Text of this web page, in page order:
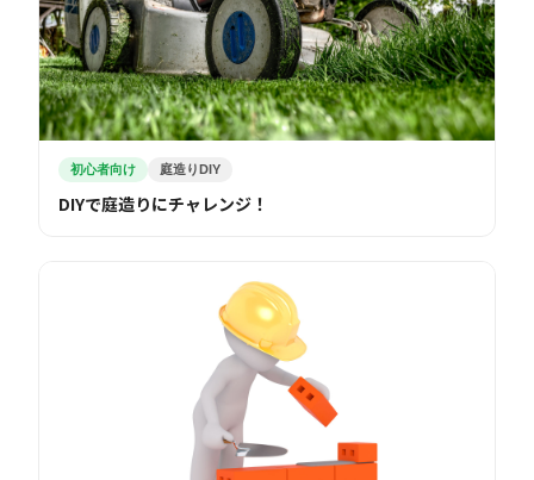
初心者向け 庭造りDIY
DIYで庭造りにチャレンジ！